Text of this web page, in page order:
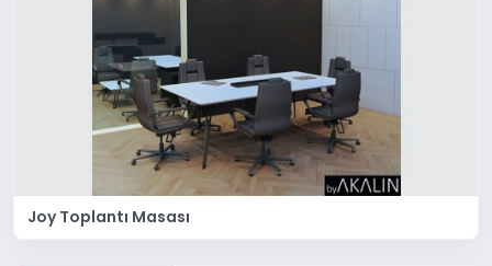
Joy Toplantı Masası